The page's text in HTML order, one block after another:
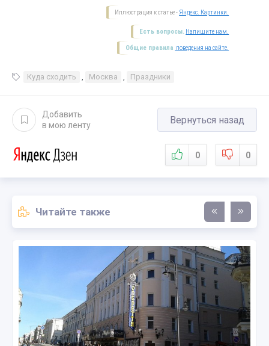
Иллюстрация к статье - Яндекс. Картинки.
Есть вопросы. Напишите нам.
Общие правила поведения на сайте.
Куда сходить , Москва , Праздники
Добавить
в мою ленту
Вернуться назад
0 0
Читайте также